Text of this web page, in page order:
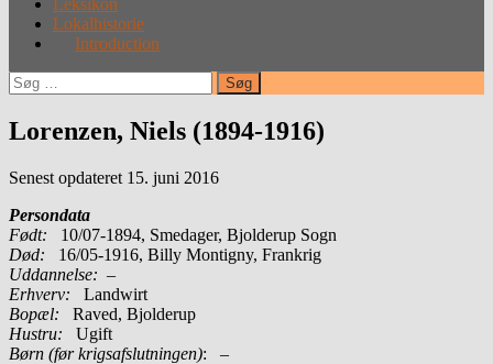
Lokalhistorie
Introduction
Søg
efter:
Lorenzen, Niels (1894-1916)
Senest opdateret 15. juni 2016
Persondata
Født: 10/07-1894, Smedager, Bjolderup Sogn
Død: 16/05-1916, Billy Montigny, Frankrig
Uddannelse: –
Erhverv: Landwirt
Bopæl: Raved, Bjolderup
Hustru: Ugift
Børn (før krigsafslutningen): –